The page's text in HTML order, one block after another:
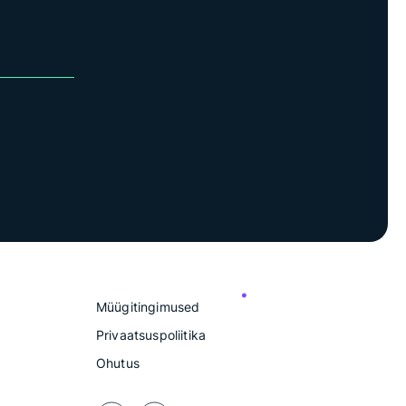
Müügitingimused
Privaatsuspoliitika
Ohutus